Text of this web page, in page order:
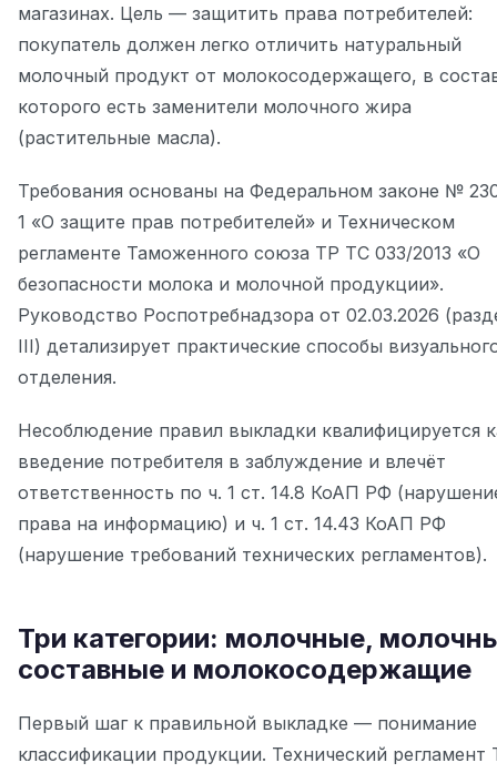
магазинах. Цель — защитить права потребителей:
покупатель должен легко отличить натуральный
молочный продукт от молокосодержащего, в
которого есть заменители молочного жира
(растительные масла).
Требования основаны на Федеральном законе №
1 «О защите прав потребителей» и Техническом
регламенте Таможенного союза ТР ТС 033/2013 «О
безопасности молока и молочной продукции».
Руководство Роспотребнадзора от 02.03.2026
III) детализирует практические способы
отделения.
Несоблюдение правил выкладки квалифицируется
введение потребителя в заблуждение и влечёт
ответственность по ч. 1 ст. 14.8 КоАП РФ
права на информацию) и ч. 1 ст. 14.43 КоАП РФ
(нарушение требований технических регламентов).
Три категории: молочные,
составные и молокосодержащие
Первый шаг к правильной выкладке — понимание
классификации продукции. Технический регламент